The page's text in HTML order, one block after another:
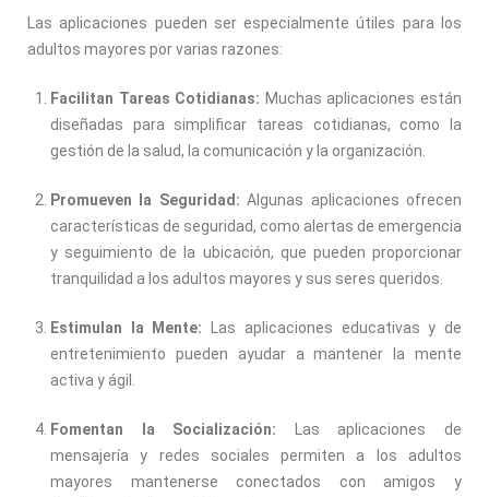
Las aplicaciones pueden ser especialmente útiles para los
adultos mayores por varias razones:
Facilitan Tareas Cotidianas: Muchas aplicaciones están
diseñadas para simplificar tareas cotidianas, como la
gestión de la salud, la comunicación y la organización.
Promueven la Seguridad: Algunas aplicaciones ofrecen
características de seguridad, como alertas de emergencia
y seguimiento de la ubicación, que pueden proporcionar
tranquilidad a los adultos mayores y sus seres queridos.
Estimulan la Mente: Las aplicaciones educativas y de
entretenimiento pueden ayudar a mantener la mente
activa y ágil.
Fomentan la Socialización: Las aplicaciones de
mensajería y redes sociales permiten a los adultos
mayores mantenerse conectados con amigos y